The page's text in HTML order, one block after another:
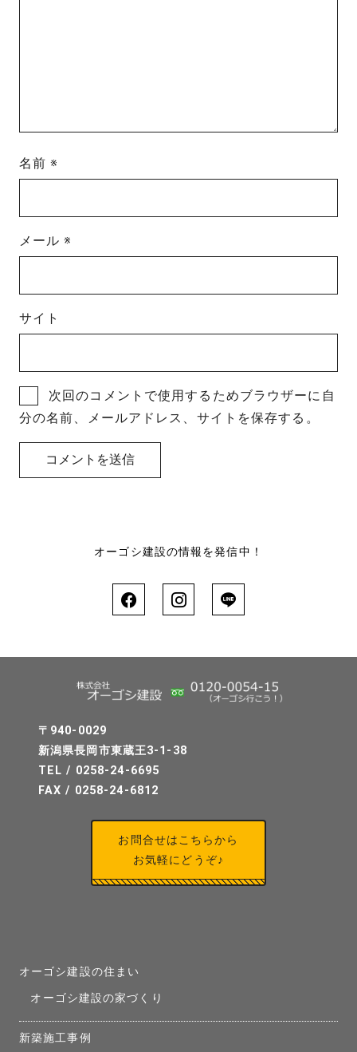
名前※
メール※
サイト
次回のコメントで使用するためブラウザーに自
分の名前、メールアドレス、サイトを保存する。
オーゴシ建設の情報を発信中！
〒940-0029
新潟県長岡市東蔵王3-1-38
TEL / 0258-24-6695
FAX / 0258-24-6812
お問合せはこちらから
お気軽にどうぞ♪
オーゴシ建設の住まい
オーゴシ建設の家づくり
新築施工事例